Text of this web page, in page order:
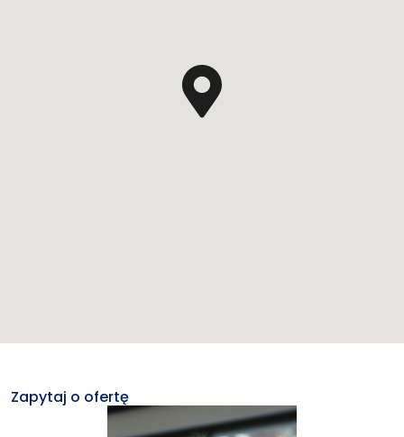
Zapytaj o ofertę